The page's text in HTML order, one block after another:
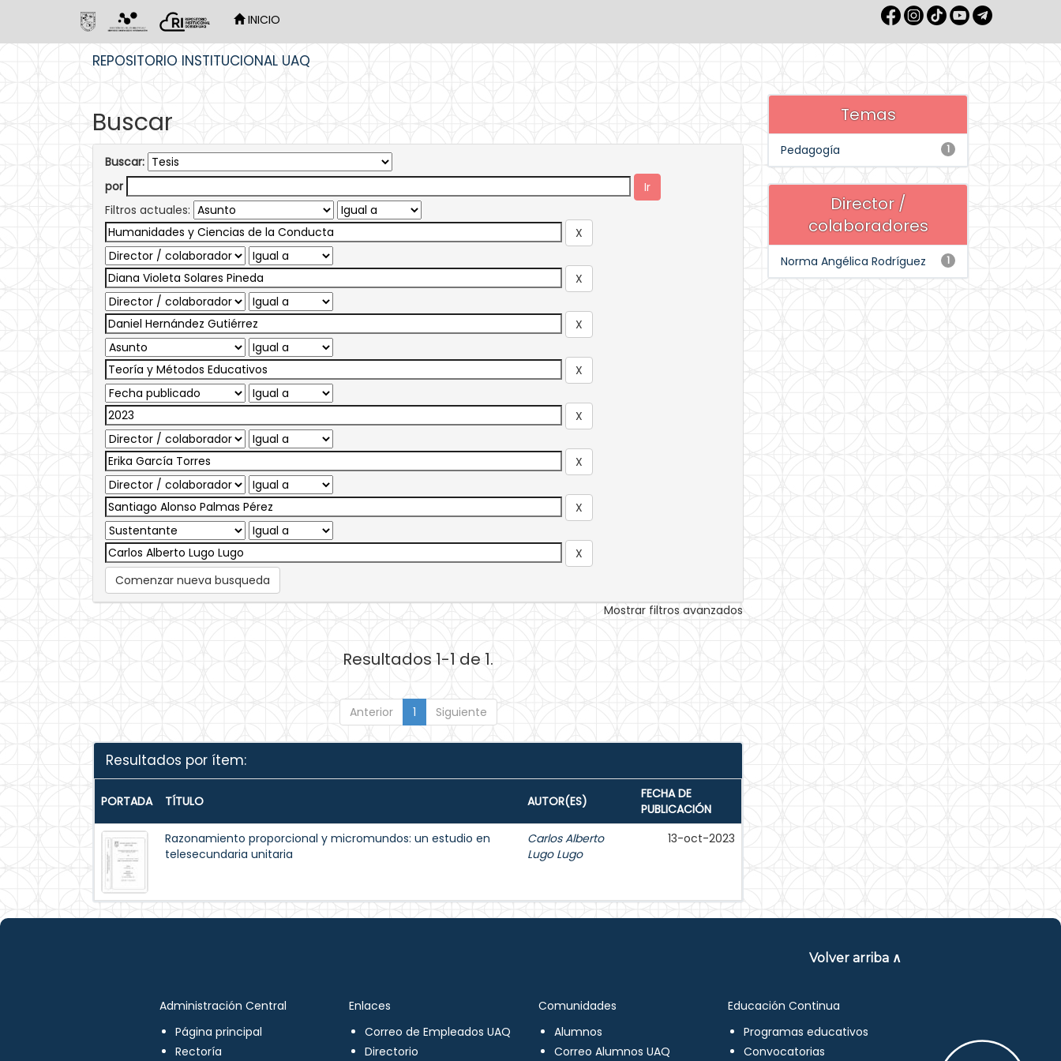
INICIO
REPOSITORIO INSTITUCIONAL UAQ
Buscar
Buscar:
por
Filtros actuales:
Comenzar nueva busqueda
Mostrar filtros avanzados
Resultados 1-1 de 1.
Anterior 1 Siguiente
Resultados por ítem:
PORTADA TÍTULO AUTOR(ES)
FECHA DE
PUBLICACIÓN
Razonamiento proporcional y micromundos: un estudio en
telesecundaria unitaria
Carlos Alberto
Lugo Lugo
13-oct-2023
Temas
1
Pedagogía
Director /
colaboradores
1
Norma Angélica Rodríguez
Volver arriba ∧
Administración Central
Página principal
Rectoría
Enlaces
Correo de Empleados UAQ
Directorio
Comunidades
Alumnos
Correo Alumnos UAQ
Educación Continua
Programas educativos
Convocatorias